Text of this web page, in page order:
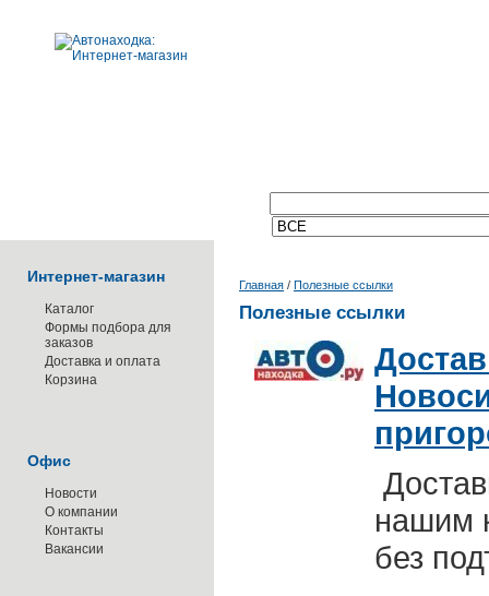
Интернет-магазин
Каталог
Формы подбора для
заказов
Доставка и оплата
Корзина
Офис
Новости
О компании
Контакты
Вакансии
Главная / Полезные ссылки
Полезные ссылки
нашим
без